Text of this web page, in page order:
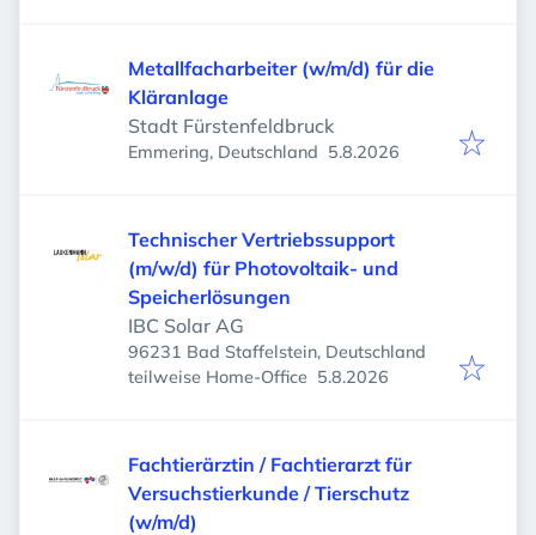
Metallfacharbeiter (w/m/d) für die
Kläranlage
Stadt Fürstenfeldbruck
Emmering, Deutschland Veröffentlicht
5.8.2026
Technischer Vertriebssupport
(m/w/d) für Photovoltaik- und
Speicherlösungen
IBC Solar AG
96231 Bad Staffelstein, Deutschland
teilweise Home-Office Veröffentlicht
5.8.2026
Fachtierärztin / Fachtierarzt für
Versuchstierkunde / Tierschutz
(w/m/d)